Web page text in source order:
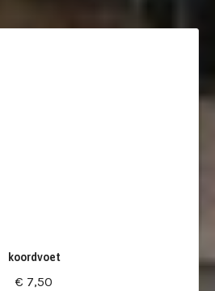
koordvoet
€ 7,50